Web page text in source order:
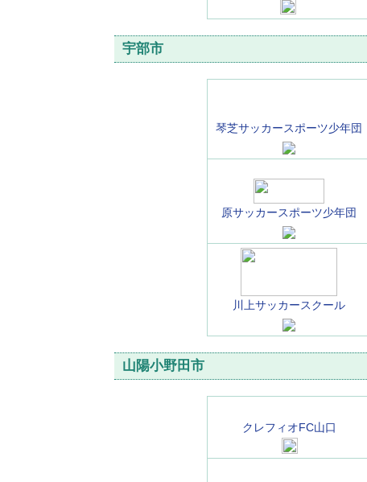
宇部市
琴芝サッカースポーツ少年団
原サッカースポーツ少年団
川上サッカースクール
山陽小野田市
クレフィオFC山口